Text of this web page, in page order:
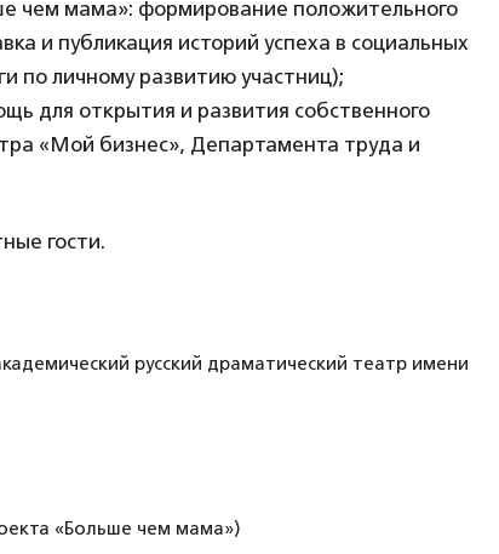
чем мама»: формирование положительного
и публикация историй успеха в социальных
по личному развитию участниц);
для открытия и развития собственного
«Мой бизнес», Департамента труда и
гости.
русский драматический театр имени
«Больше чем мама»)